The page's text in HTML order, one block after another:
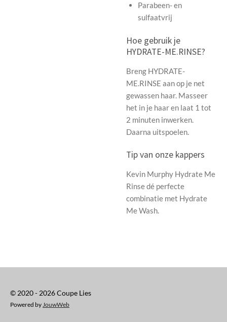
Parabeen- en
sulfaatvrij
Hoe gebruik je
HYDRATE-ME.RINSE?
Breng HYDRATE-
ME.RINSE aan op je net
gewassen haar. Masseer
het in je haar en laat 1 tot
2 minuten inwerken.
Daarna uitspoelen.
Tip van onze kappers
Kevin Murphy Hydrate Me
Rinse dé perfecte
combinatie met Hydrate
Me Wash.
© 2020 - 2026 Coupe Lies
Powered by JouwWeb